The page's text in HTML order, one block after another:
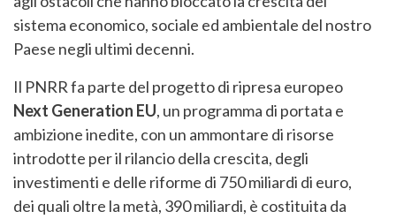
sistema economico, sociale ed ambientale del nostro
Paese negli ultimi decenni.
Il PNRR fa parte del progetto di ripresa europeo
Next Generation EU, un programma di portata e
ambizione inedite, con un ammontare di risorse
introdotte per il rilancio della crescita, degli
investimenti e delle riforme di 750 miliardi di euro,
dei quali oltre la metà, 390 miliardi, è costituita da